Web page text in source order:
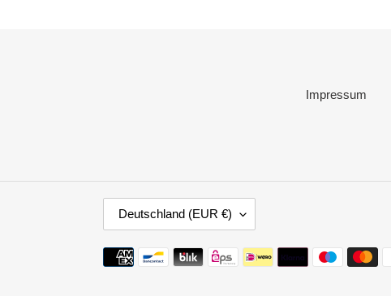
Impressum
A
N
D
Deutschland (EUR €)
Zahlungsmethoden